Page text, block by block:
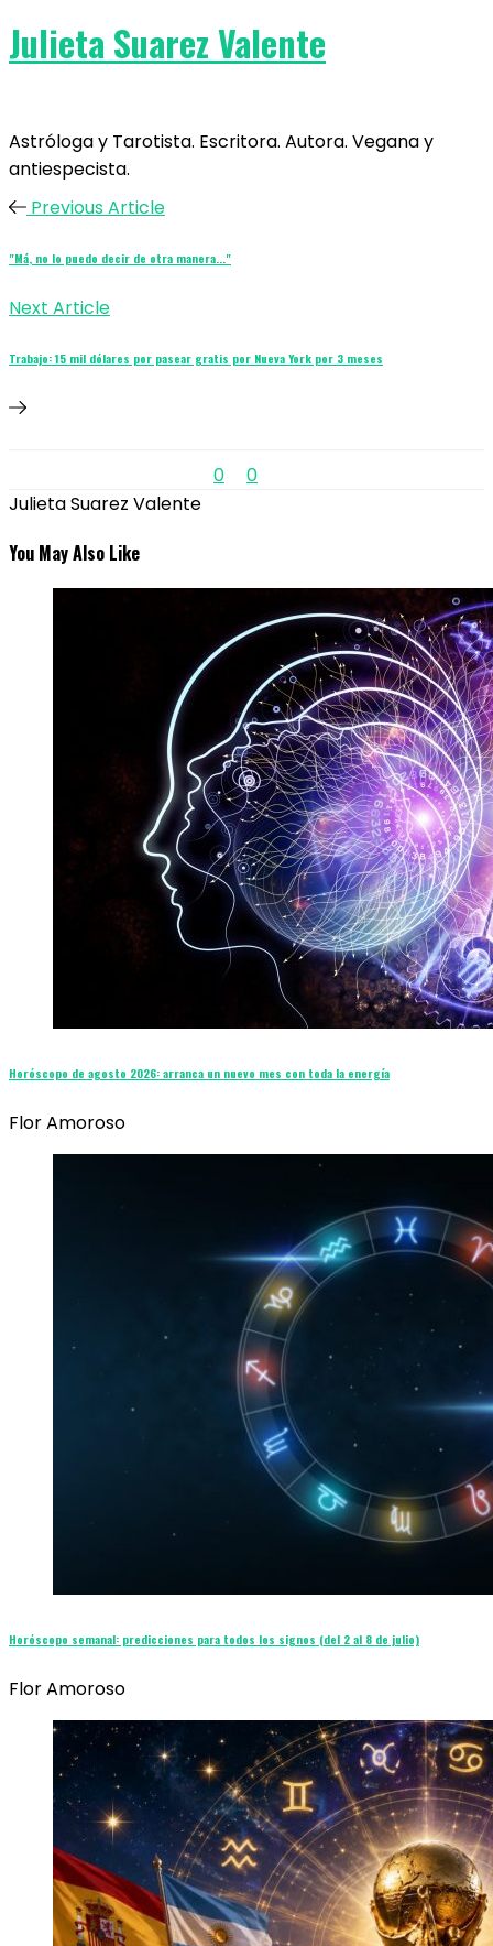
Julieta Suarez Valente
Astróloga y Tarotista. Escritora. Autora. Vegana y
antiespecista.
Previous Article
"Má, no lo puedo decir de otra manera..."
Next Article
Trabajo: 15 mil dólares por pasear gratis por Nueva York por 3 meses
0
0
Julieta Suarez Valente
You May Also Like
Horóscopo de agosto 2026: arranca un nuevo mes con toda la energía
Flor Amoroso
Horóscopo semanal: predicciones para todos los signos (del 2 al 8 de julio)
Flor Amoroso